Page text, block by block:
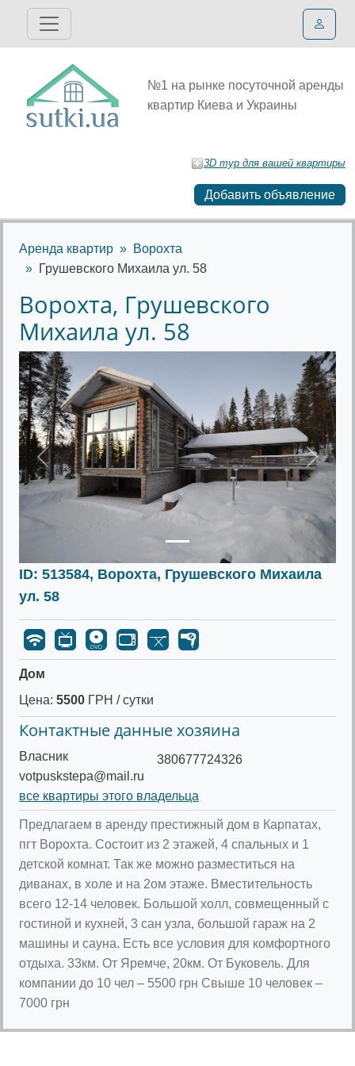
№1 на рынке посуточной аренды
квартир Киева и Украины
3D тур для вашей квартиры
Добавить объявление
Аренда квартир
Ворохта
Грушевского Михаила ул. 58
Ворохта, Грушевского
Михаила ул. 58
Предыдущее
ID: 513584, Ворохта, Грушевского Михаила
ул. 58
Дом
Цена: 5500 ГРН / сутки
Контактные данные хозяина
Власник
votpuskstepa@mail.ru
380677724326
все квартиры этого владельца
Предлагаем в аренду престижный дом в Карпатах,
пгт Ворохта. Состоит из 2 этажей, 4 спальных и 1
детской комнат. Так же можно разместиться на
диванах, в холе и на 2ом этаже. Вместительность
всего 12-14 человек. Большой холл, совмещенный с
гостиной и кухней, 3 сан узла, большой гараж на 2
машины и сауна. Есть все условия для комфортного
отдыха. 33км. От Яремче, 20км. От Буковель. Для
компании до 10 чел – 5500 грн Свыше 10 человек –
7000 грн